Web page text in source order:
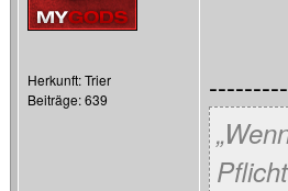
Herkunft: Trier
Beiträge: 639